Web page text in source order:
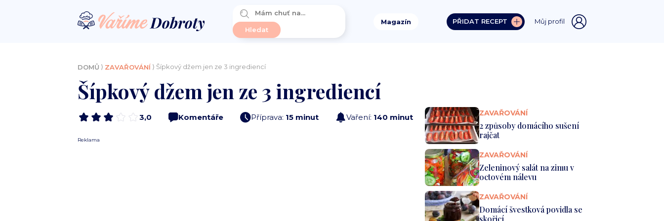
Magazín PŘIDAT RECEPT Můj profil
DOMŮ ⟩ ZAVAŘOVÁNÍ⟩ Šípkový džem jen ze 3 ingrediencí
Šípkový džem jen ze 3 ingrediencí
3,0 Komentáře Příprava: 15 minut Vaření: 140 minut
Reklama
ZAVAŘOVÁNÍ
2 způsoby domácího sušení
rajčat
ZAVAŘOVÁNÍ
Zeleninový salát na zimu v
octovém nálevu
ZAVAŘOVÁNÍ
Domácí švestková povidla se
skořicí